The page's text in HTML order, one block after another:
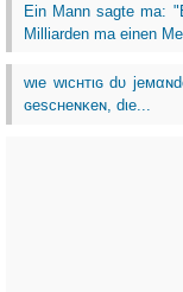
Ein Mann sagte ma:
Milliarden ma einen
wιe wιcнтιɢ dυ
ɢeѕcнeɴĸeɴ, dιe...